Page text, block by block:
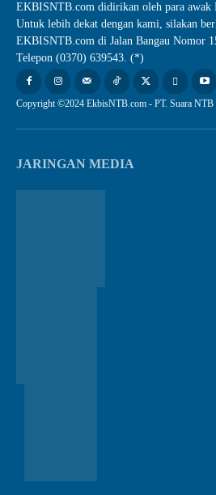
EKBISNTB.com didirikan oleh para awak
Untuk lebih dekat dengan kami, silakan
EKBISNTB.com di Jalan Bangau Nomor
Telepon (0370) 639543. (*)
Copyright ©2024 EkbisNTB.com - PT. Suara NTB
JARINGAN MEDIA